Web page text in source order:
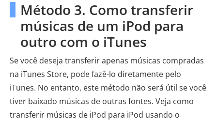
Método 3. Como transferir
músicas de um iPod para
outro com o iTunes
Se você deseja transferir apenas músicas compradas
na iTunes Store, pode fazê-lo diretamente pelo
iTunes. No entanto, este método não será útil se você
tiver baixado músicas de outras fontes. Veja como
transferir músicas de iPod para iPod usando o